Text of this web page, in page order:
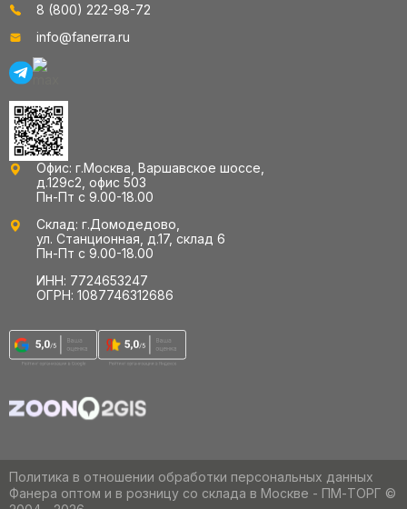
8 (800) 222-98-72
info@fanerra.ru
Офис: г.Москва, Варшавское шоссе,
д.129с2, офис 503
Пн-Пт с 9.00-18.00
Склад: г.Домодедово,
ул. Станционная, д.17, склад 6
Пн-Пт с 9.00-18.00
ИНН: 7724653247
ОГРН: 1087746312686
Политика в отношении обработки персональных данных
Фанера оптом и в розницу со склада в Москве - ПМ-ТОРГ ©